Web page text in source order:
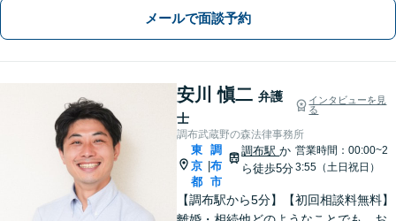
メールで面談予約
安川 愼二 弁護
士
インタビューを見
る
調布武蔵野の森法律事務所
東
京
都
|
調
布
市
調布駅か
ら徒歩5分
営業時間：00:00~2
3:55（土日祝日）
【調布駅から5分】【初回相談料無料】